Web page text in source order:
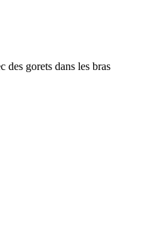
des gorets dans les bras